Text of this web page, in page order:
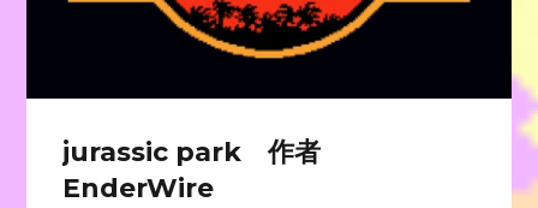
jurassic park 作者
EnderWire